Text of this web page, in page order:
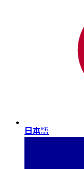
日本語